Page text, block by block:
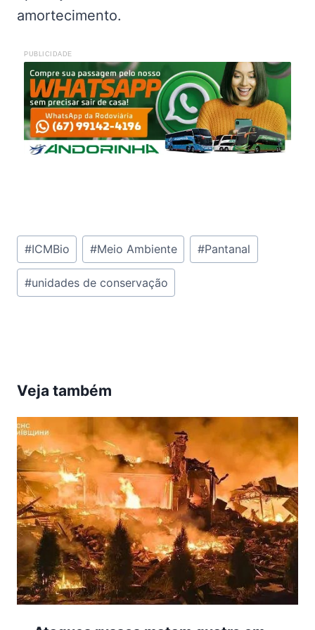
amortecimento.
PUBLICIDADE
Tags
do
Post:
#ICMBio #Meio Ambiente #Pantanal
#unidades de conservação
Veja também